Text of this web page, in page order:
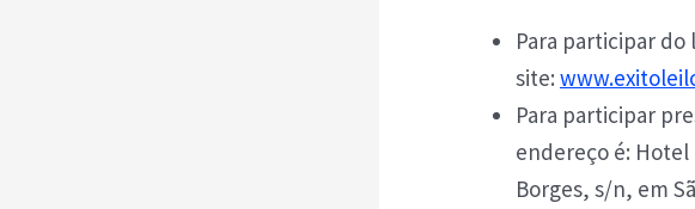
Para participar do
site:
Para participar
endereço é: Hotel
Borges, s/n, em